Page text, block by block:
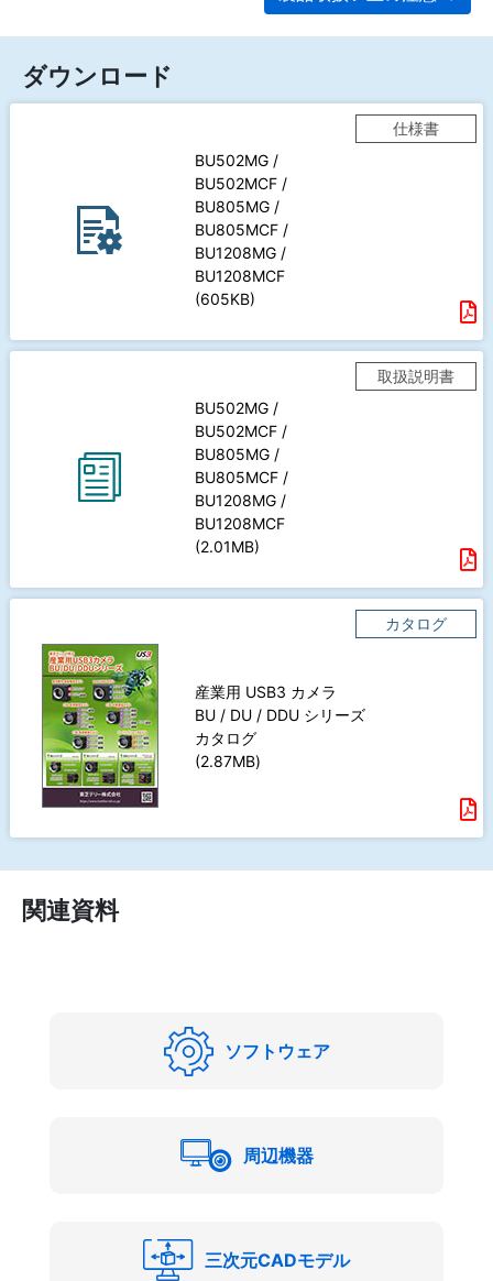
ダウンロード
仕様書
BU502MG /
BU502MCF /
BU805MG /
BU805MCF /
BU1208MG /
BU1208MCF
(605KB)
取扱説明書
BU502MG /
BU502MCF /
BU805MG /
BU805MCF /
BU1208MG /
BU1208MCF
(2.01MB)
カタログ
産業用 USB3 カメラ
BU / DU / DDU シリーズ
カタログ
(2.87MB)
関連資料
ソフトウェア
周辺機器
三次元CADモデル